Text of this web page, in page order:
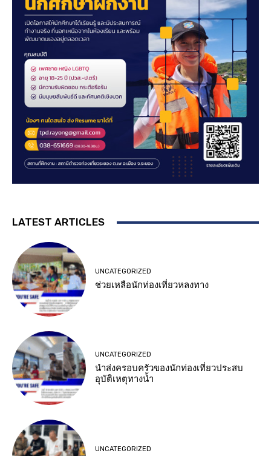
LATEST ARTICLES
UNCATEGORIZED
ช่วยเหลือนักท่องเที่ยวหลงทาง
UNCATEGORIZED
นำส่งครอบครัวของนักท่องเที่ยวประสบ
อุบัติเหตุทางน้ำ
UNCATEGORIZED